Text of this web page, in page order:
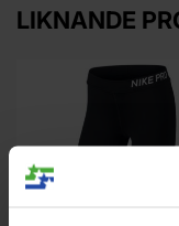
LIKNANDE